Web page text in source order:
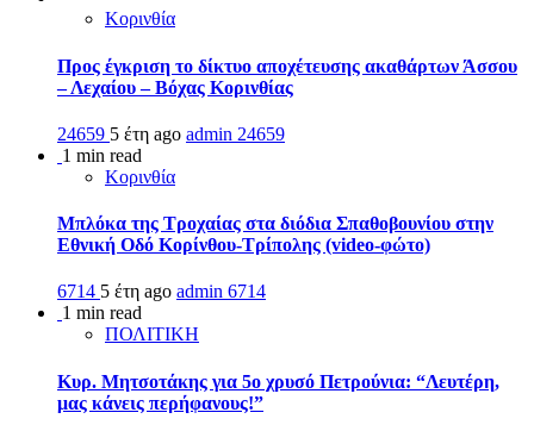
Κορινθία
Προς έγκριση το δίκτυο αποχέτευσης ακαθάρτων Άσσου
– Λεχαίου – Βόχας Κορινθίας
24659 5 έτη ago admin 24659
1 min read
Κορινθία
Μπλόκα της Τροχαίας στα διόδια Σπαθοβουνίου στην
Εθνική Οδό Κορίνθου-Τρίπολης (video-φώτο)
6714 5 έτη ago admin 6714
1 min read
ΠΟΛΙΤΙΚΗ
Κυρ. Μητσοτάκης για 5ο χρυσό Πετρούνια: “Λευτέρη,
μας κάνεις περήφανους!”